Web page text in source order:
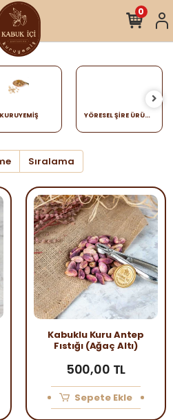
0
KURUYEMIŞ YÖRESEL ŞİRE ÜRÜNLER VE ŞEKERLEMELER
Sıralama
Kabuklu Kuru Antep
Fıstığı (Ağaç Altı)
500,00 TL
Sepete Ekle